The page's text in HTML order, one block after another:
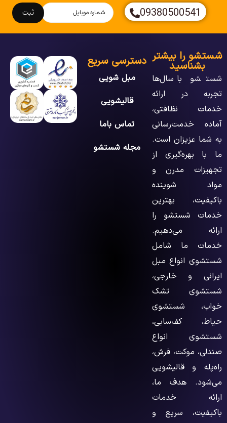
09380500541
ثبت
شستشو را بیشتر
بشناسید
شستشو با سال‌ها
تجربه در ارائه
خدمات نظافتی،
آماده خدمت‌رسانی
به شما عزیزان است.
ما با بهره‌گیری از
تجهیزات مدرن و
مواد شوینده
باکیفیت، بهترین
خدمات شستشو را
ارائه می‌دهیم.
خدمات ما شامل
شستشوی انواع مبل
ایرانی و خارجی،
شستشوی تشک
خواب، شستشوی
حیاط، کف‌سابی،
شستشوی انواع
صندلی، موکت، فرش،
راه‌پله و قالیشویی
می‌شود. هدف ما،
ارائه خدمات
باکیفیت، سریع و
دسترسی سریع
مبل شویی
قالیشویی
تماس باما
مجله شستشو